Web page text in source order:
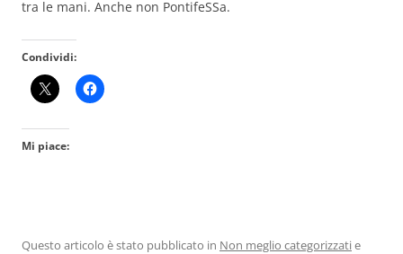
tra le mani. Anche non PontifeSSa.
Condividi:
Mi piace:
Questo articolo è stato pubblicato in Non meglio categorizzatie